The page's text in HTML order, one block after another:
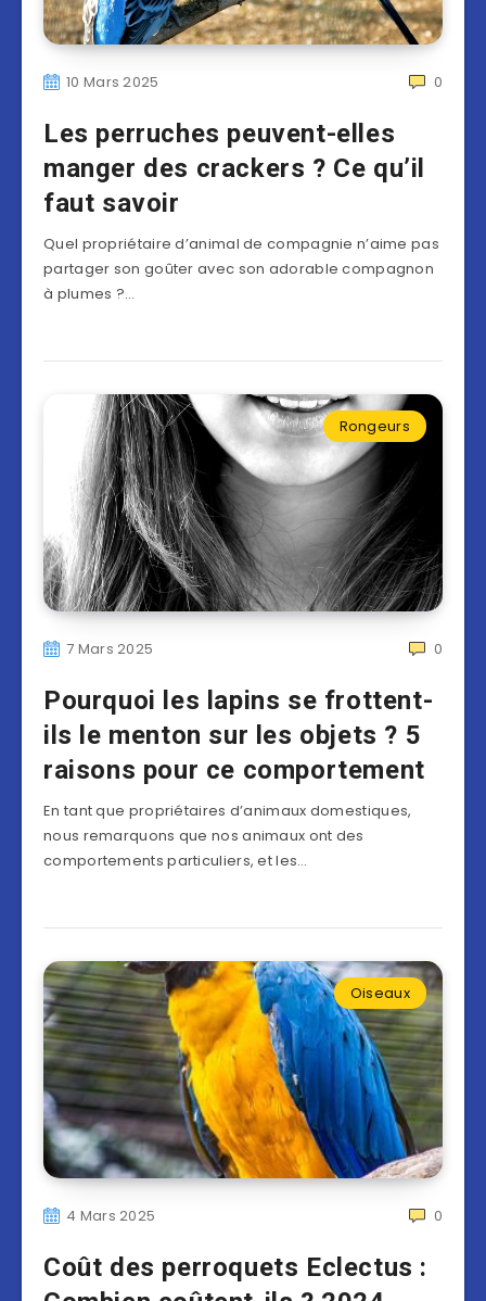
10 Mars 2025 0
Les perruches peuvent-elles
manger des crackers ? Ce qu’il
faut savoir
Quel propriétaire d’animal de compagnie n’aime pas
partager son goûter avec son adorable compagnon
à plumes ?…
Rongeurs
7 Mars 2025 0
Pourquoi les lapins se frottent-
ils le menton sur les objets ? 5
raisons pour ce comportement
En tant que propriétaires d’animaux domestiques,
nous remarquons que nos animaux ont des
comportements particuliers, et les…
Oiseaux
4 Mars 2025 0
Coût des perroquets Eclectus :